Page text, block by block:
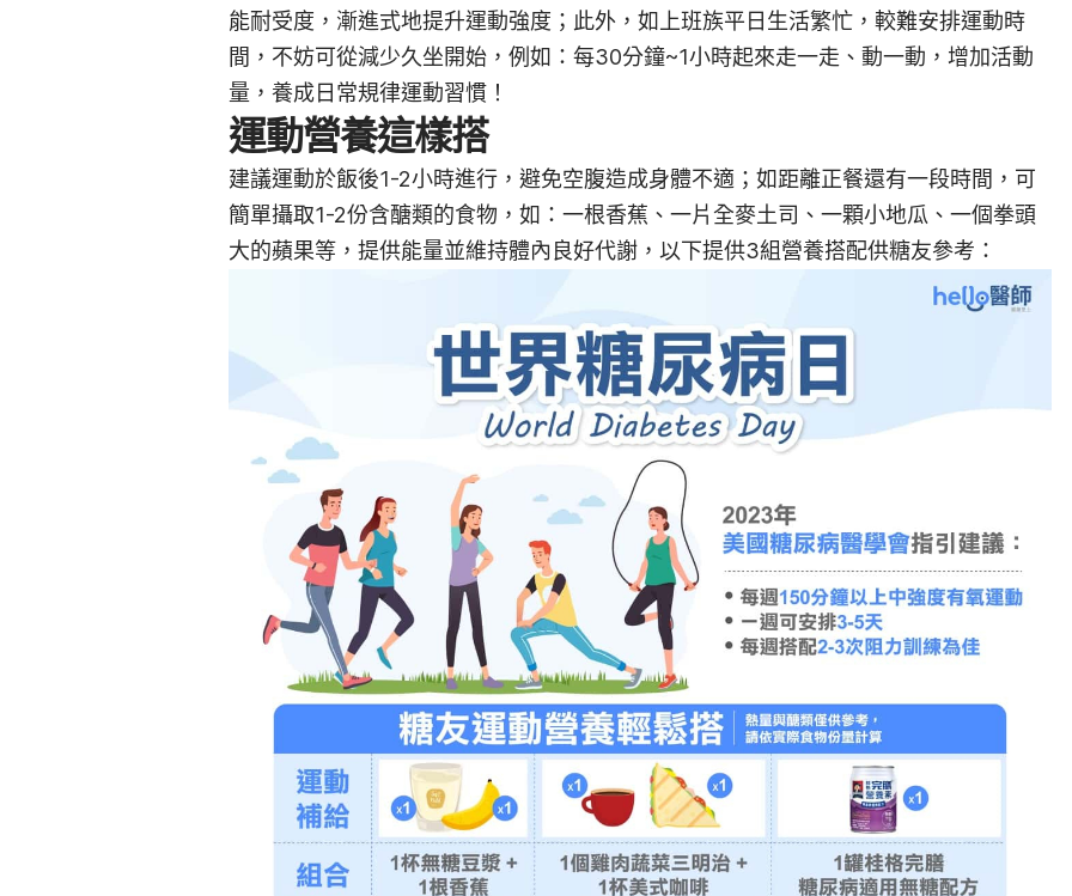
能耐受度，漸進式地提升運動強度；此外，如上班族平日生活繁忙，較難安排運動時
間，不妨可從減少久坐開始，例如：每30分鐘~1小時起來走一走、動一動，增加活動
量，養成日常規律運動習慣！
運動營養這樣搭
建議運動於飯後1-2小時進行，避免空腹造成身體不適；如距離正餐還有一段時間，可
簡單攝取1-2份含醣類的食物，如：一根香蕉、一片全麥土司、一顆小地瓜、一個拳頭
大的蘋果等，提供能量並維持體內良好代謝，以下提供3組營養搭配供糖友參考：